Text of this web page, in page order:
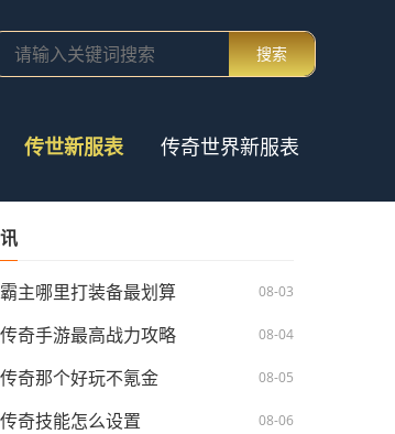
搜索
传世新服表 传奇世界新服表
主哪里打装备最划算 08-03
奇手游最高战力攻略 08-04
奇那个好玩不氪金 08-05
奇技能怎么设置 08-06